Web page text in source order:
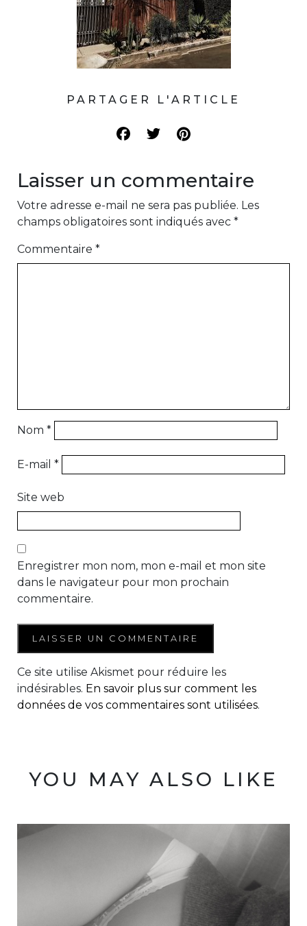
PARTAGER L'ARTICLE
Laisser un commentaire
Votre adresse e-mail ne sera pas publiée. Les
champs obligatoires sont indiqués avec *
Commentaire *
Nom *
E-mail *
Site web
Enregistrer mon nom, mon e-mail et mon site
dans le navigateur pour mon prochain
commentaire.
Ce site utilise Akismet pour réduire les
indésirables. En savoir plus sur comment les
données de vos commentaires sont utilisées.
YOU MAY ALSO LIKE